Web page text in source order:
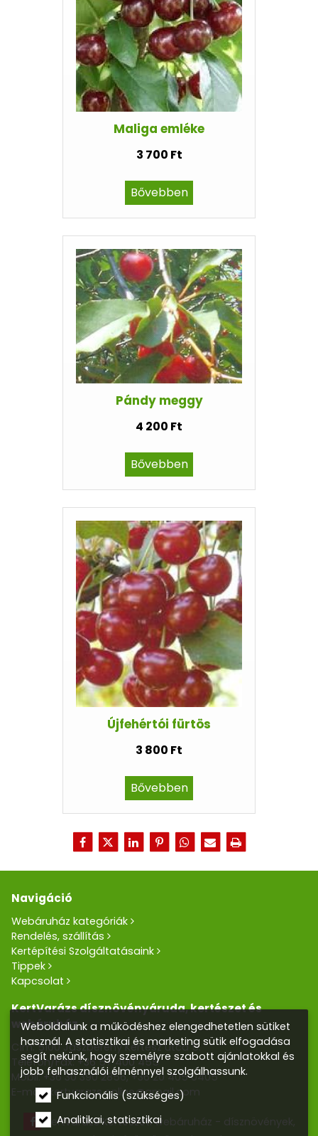
Maliga emléke
3 700 Ft
Bővebben
Pándy meggy
4 200 Ft
Bővebben
Újfehértói fürtös
3 800 Ft
Bővebben
Navigáció
Webáruház kategóriák
Rendelés, szállítás
Kertépítési Szolgáltatásaink
Tippek
Kapcsolat
KertVarázs dísznövényáruda, kertészet és
webáruház
Cím: 5100 Jászberény Kertész utca 5.
Telefon/Fax: +36 57 400 455
Mobil:+36 30 390 2856,+36 20 405 0405
E-mail:kertvarazs.online@gmail.com
Kertvarázs Kertészeti webáruház - dísznövények,
Weboldalunk a működéshez elengedhetetlen sütiket
használ. A statisztikai és marketing sütik elfogadása
segít nekünk, hogy személyre szabott ajánlatokkal és
jobb felhasználói élménnyel szolgálhassunk.
Funkcionális (szükséges)
Analitikai, statisztikai